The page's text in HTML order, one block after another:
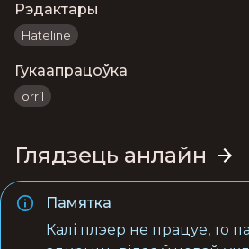
Рэдактары
Hateline
Гукаапрацоўка
orril
Глядзець анлайн
Памятка
Калі плэер не працуе, то